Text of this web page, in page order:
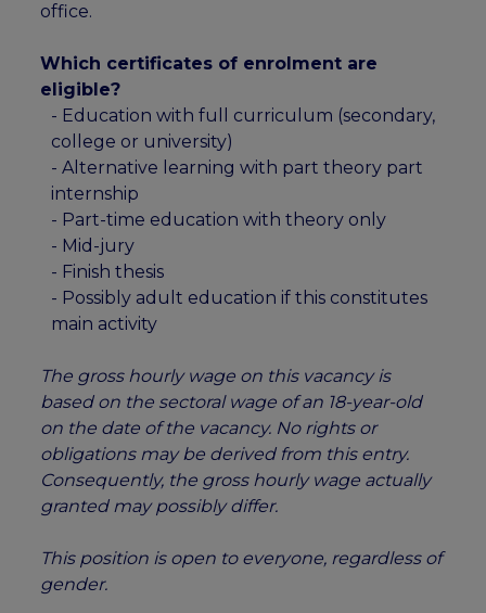
office.
Which certificates of enrolment are
eligible?
- Education with full curriculum (secondary,
college or university)
- Alternative learning with part theory part
internship
- Part-time education with theory only
- Mid-jury
- Finish thesis
- Possibly adult education if this constitutes
main activity
The gross hourly wage on this vacancy is
based on the sectoral wage of an 18-year-old
on the date of the vacancy. No rights or
obligations may be derived from this entry.
Consequently, the gross hourly wage actually
granted may possibly differ.
This position is open to everyone, regardless of
gender.